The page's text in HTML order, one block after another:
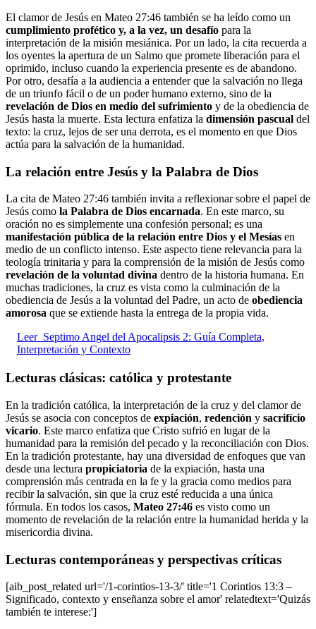
El clamor de Jesús en Mateo 27:46 también se ha leído como un
cumplimiento profético y, a la vez, un desafío para la
interpretación de la misión mesiánica. Por un lado, la cita recuerda a
los oyentes la apertura de un Salmo que promete liberación para el
oprimido, incluso cuando la experiencia presente es de abandono.
Por otro, desafía a la audiencia a entender que la salvación no llega
de un triunfo fácil o de un poder humano externo, sino de la
revelación de Dios en medio del sufrimiento y de la obediencia de
Jesús hasta la muerte. Esta lectura enfatiza la dimensión pascual del
texto: la cruz, lejos de ser una derrota, es el momento en que Dios
actúa para la salvación de la humanidad.
La relación entre Jesús y la Palabra de Dios
La cita de Mateo 27:46 también invita a reflexionar sobre el papel de
Jesús como la Palabra de Dios encarnada. En este marco, su
oración no es simplemente una confesión personal; es una
manifestación pública de la relación entre Dios y el Mesías en
medio de un conflicto intenso. Este aspecto tiene relevancia para la
teología trinitaria y para la comprensión de la misión de Jesús como
revelación de la voluntad divina dentro de la historia humana. En
muchas tradiciones, la cruz es vista como la culminación de la
obediencia de Jesús a la voluntad del Padre, un acto de obediencia
amorosa que se extiende hasta la entrega de la propia vida.
Leer Septimo Angel del Apocalipsis 2: Guía Completa,
Interpretación y Contexto
Lecturas clásicas: católica y protestante
En la tradición católica, la interpretación de la cruz y del clamor de
Jesús se asocia con conceptos de expiación, redención y sacrifício
vicario. Este marco enfatiza que Cristo sufrió en lugar de la
humanidad para la remisión del pecado y la reconciliación con Dios.
En la tradición protestante, hay una diversidad de enfoques que van
desde una lectura propiciatoria de la expiación, hasta una
comprensión más centrada en la fe y la gracia como medios para
recibir la salvación, sin que la cruz esté reducida a una única
fórmula. En todos los casos, Mateo 27:46 es visto como un
momento de revelación de la relación entre la humanidad herida y la
misericordia divina.
Lecturas contemporáneas y perspectivas críticas
[aib_post_related url='/1-corintios-13-3/' title='1 Corintios 13:3 –
Significado, contexto y enseñanza sobre el amor' relatedtext='Quizás
también te interese:']